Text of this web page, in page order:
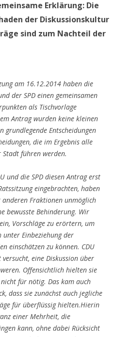
Erklärung: Die
der Diskussionskultur
sind zum Nachteil der
am 16.12.2014 haben die
der SPD einen gemeinsamen
als Tischvorlage
Antrag wurden keine kleinen
grundlegende Entscheidungen
die im Ergebnis alle
führen werden.
und die SPD diesen Antrag erst
eingebrachten, haben
anderen Fraktionen unmöglich
bewusste Behinderung. Wir
Vorschläge zu erörtern, um
unter Einbeziehung der
einschätzen zu können. CDU
eine Diskussion über
Offensichtlich hielten sie
für nötig. Das kam auch
dass sie zunächst auch jegliche
für überflüssig hielten.Hierin
einer Mehrheit, die
kann, ohne dabei Rücksicht